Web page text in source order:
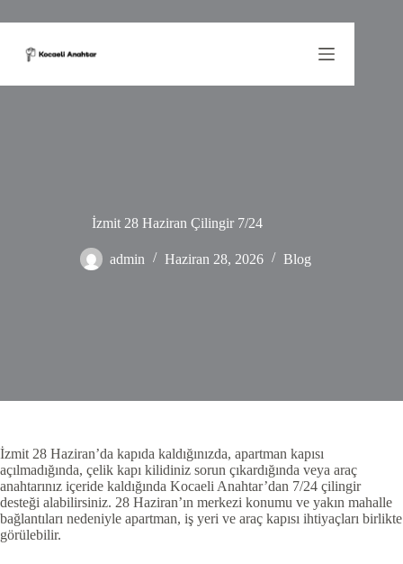
to
İzmit 28 Haziran Çilingir 7/24
admin Haziran 28, 2026 Blog
İzmit 28 Haziran’da kapıda kaldığınızda, apartman kapısı
açılmadığında, çelik kapı kilidiniz sorun çıkardığında veya araç
anahtarınız içeride kaldığında Kocaeli Anahtar’dan 7/24 çilingir
desteği alabilirsiniz. 28 Haziran’ın merkezi konumu ve yakın mahalle
bağlantıları nedeniyle apartman, iş yeri ve araç kapısı ihtiyaçları birlikte
görülebilir.